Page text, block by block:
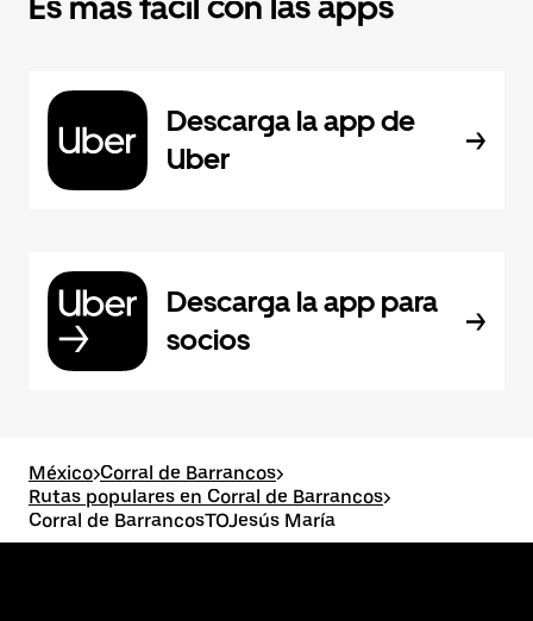
Descarga la app de
Uber
Descarga la app para
socios
México>Corral de Barrancos>
Rutas populares en Corral de Barrancos>
Corral de BarrancosTOJesús María